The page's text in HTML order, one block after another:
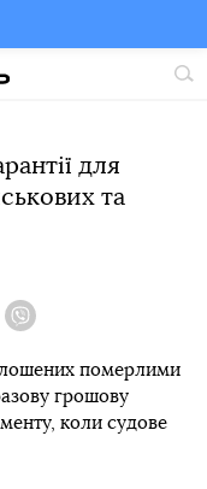
для
та
померлими
грошову
коли судове